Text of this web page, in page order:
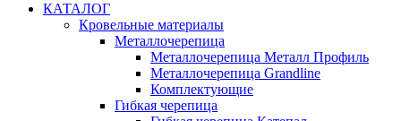
КАТАЛОГ
Кровельные материалы
Металлочерепица
Металлочерепица Металл Профиль
Металлочерепица Grandline
Комплектующие
Гибкая черепица